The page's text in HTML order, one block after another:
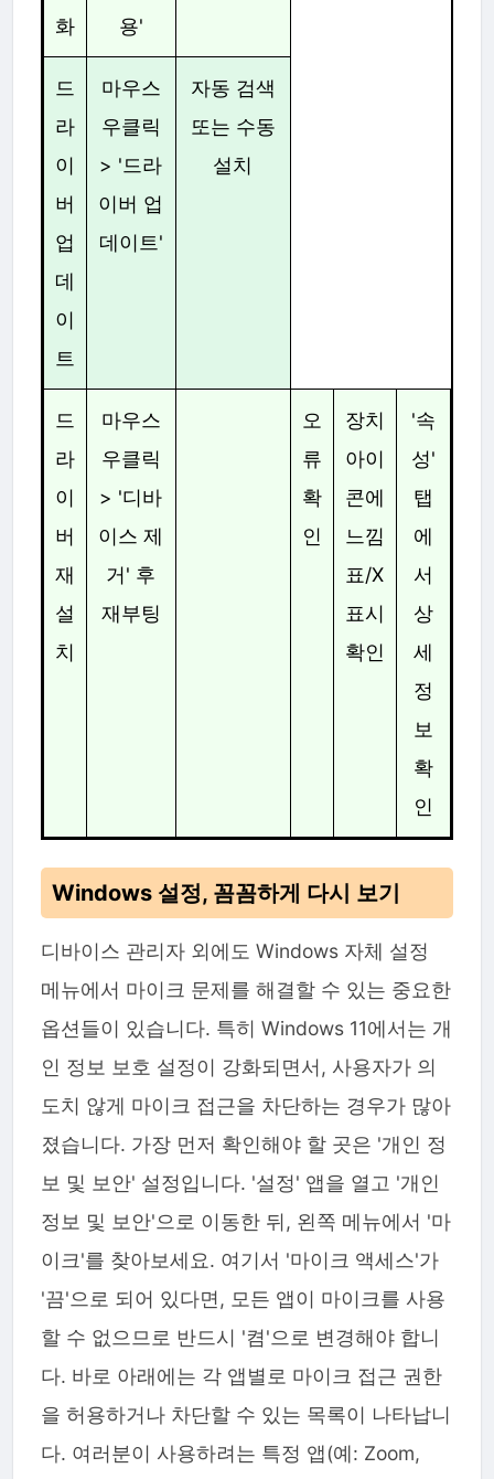
화 용'
드
라
이
버
업
데
이
트
마우스
우클릭
> '드라
이버 업
데이트'
자동 검색
또는 수동
설치
드
라
이
버
재
설
치
마우스
우클릭
> '디바
이스 제
거' 후
재부팅
오
류
확
인
장치
아이
콘에
느낌
표/X
표시
확인
'속
성'
탭
에
서
상
세
정
보
확
인
Windows 설정, 꼼꼼하게 다시 보기
디바이스 관리자 외에도 Windows 자체 설정
메뉴에서 마이크 문제를 해결할 수 있는 중요한
옵션들이 있습니다. 특히 Windows 11에서는 개
인 정보 보호 설정이 강화되면서, 사용자가 의
도치 않게 마이크 접근을 차단하는 경우가 많아
졌습니다. 가장 먼저 확인해야 할 곳은 '개인 정
보 및 보안' 설정입니다. '설정' 앱을 열고 '개인
정보 및 보안'으로 이동한 뒤, 왼쪽 메뉴에서 '마
이크'를 찾아보세요. 여기서 '마이크 액세스'가
'끔'으로 되어 있다면, 모든 앱이 마이크를 사용
할 수 없으므로 반드시 '켬'으로 변경해야 합니
다. 바로 아래에는 각 앱별로 마이크 접근 권한
을 허용하거나 차단할 수 있는 목록이 나타납니
다. 여러분이 사용하려는 특정 앱(예: Zoom,